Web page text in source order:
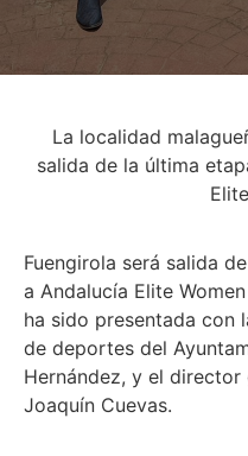
La localidad
salida de la última
Fuengirola será salida
a Andalucía Elite
ha sido presentada con
de deportes del
Hernández, y el
Joaquín Cuevas.